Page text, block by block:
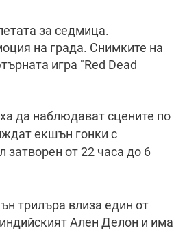
за седмица.
на града. Снимките на
игра "Red Dead
да наблюдават сцените по
екшън гонки с
затворен от 22 часа до 6
трилъра влиза един от
Ален Делон и има